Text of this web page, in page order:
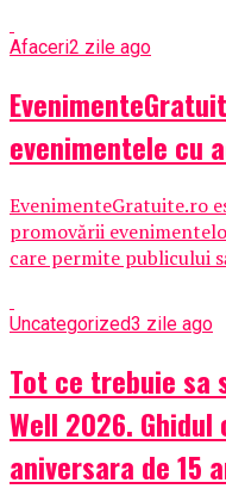
Afaceri2 zile ago
evenimentele cu
EvenimenteGratuite.ro
promovării
care permite publicului
Uncategorized3 zile ago
Tot ce trebuie sa
Well 2026.
aniversara de 15